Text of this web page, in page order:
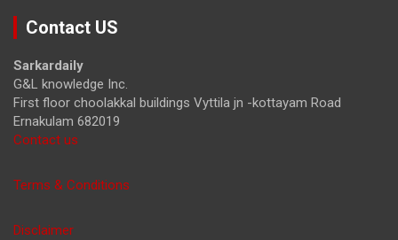
r
Contact US
Sarkardaily
G&L knowledge Inc.
First floor choolakkal buildings Vyttila jn -kottayam Road
Ernakulam 682019
Contact us
Terms & Conditions
Disclaimer